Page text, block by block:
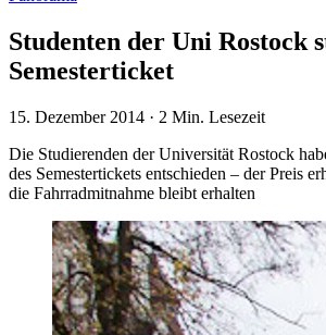
Studenten der Uni Rostock
Semesterticket
15. Dezember 2014 · 2 Min. Lesezeit
Die Studierenden der Universität Rostock
des Semestertickets entschieden – der Preis
die Fahrradmitnahme bleibt erhalten